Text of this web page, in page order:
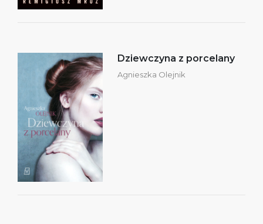
Dziewczyna z porcelany
Agnieszka Olejnik